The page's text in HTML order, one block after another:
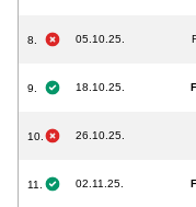
8. 05.10.25.
9. 18.10.25.
10. 26.10.25.
11. 02.11.25.